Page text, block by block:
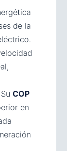
de la
COP
en